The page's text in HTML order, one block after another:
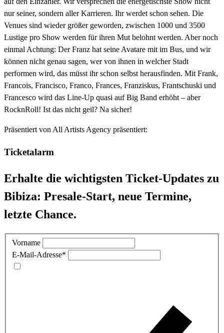
nur seiner, sondern aller Karrieren. Ihr werdet schon sehen. Die
Venues sind wieder größer geworden, zwischen 1000 und 3500
Lustige pro Show werden für ihren Mut belohnt werden. Aber noch
einmal Achtung: Der Franz hat seine Avatare mit im Bus, und wir
können nicht genau sagen, wer von ihnen in welcher Stadt
performen wird, das müsst ihr schon selbst herausfinden. Mit Frank,
Francois, Francisco, Franco, Frances, Franziskus, Frantschuski und
Francesco wird das Line-Up quasi auf Big Band erhöht – aber
RocknRoll! Ist das nicht geil? Na sicher!
Präsentiert von All Artists Agency präsentiert:
Ticketalarm
Erhalte die wichtigsten Ticket-Updates zu
Bibiza: Presale-Start, neue Termine,
letzte Chance.
Vorname
E-Mail-Adresse*